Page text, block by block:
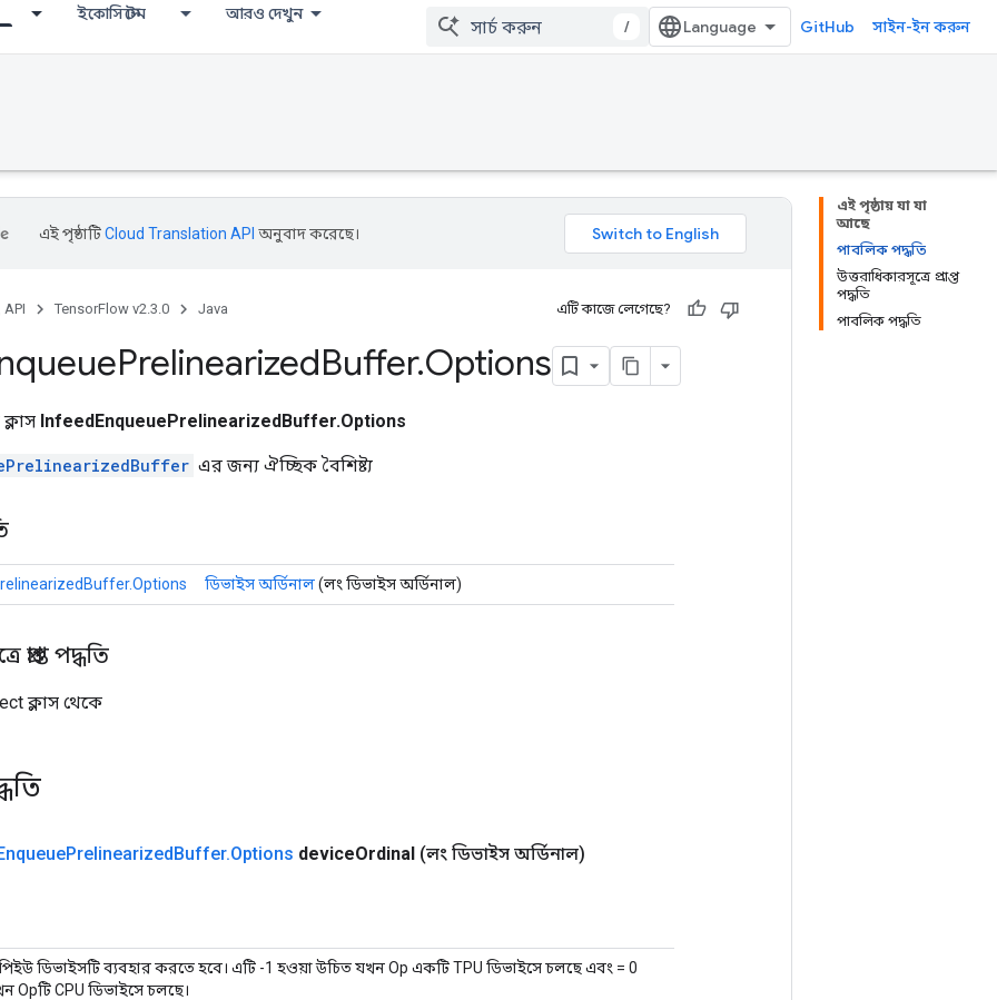
ইকোসিস্টেম আরও দেখুন
/ GitHub সাইন-ইন করুন
এই পৃষ্ঠায় যা যা
আছে
পাবলিক পদ্ধতি
উত্তরাধিকারসূত্রে প্রাপ্ত
পদ্ধতি
পাবলিক পদ্ধতি
এই পৃষ্ঠাটিCloud Translation API অনুবাদ করেছে।
API TensorFlow v2.3.0 Java এটি কাজে লেগেছে?
PrelinearizedBuffer.Options
InfeedEnqueuePrelinearizedBuffer.Options
এর জন্য ঐচ্ছিক বৈশিষ্ট্য
ডিভাইস অর্ডিনাল(লং ডিভাইস অর্ডিনাল)
প্রাপ্ত পদ্ধতি
ক্লাস থেকে
PrelinearizedBuffer.Options deviceOrdinal (লং ডিভাইস অর্ডিনাল)
ডিভাইসটি ব্যবহার করতে হবে। এটি -1 হওয়া উচিত যখন Op একটি TPU ডিভাইসে চলছে এবং = 0
Opটি CPU ডিভাইসে চলছে।